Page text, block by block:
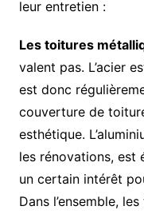
leur entretien :
Les toitures
valent pas. L’acier
est donc
couverture de
esthétique.
les rénovations, est
un certain intérêt
Dans l’ensemble,